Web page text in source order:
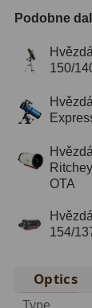
S mřížkou6
Speciální1
29
Barlow 65
Filtry 181
Sluneční43
Mlhovinové
Podobne
150/
OTA
154/
Optics
Type